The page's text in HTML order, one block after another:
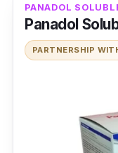
Cuma, ibu bapa
kepada anak
Anda juga
lebih daripada
PANADOL
Panadol
PARTNERSHIP